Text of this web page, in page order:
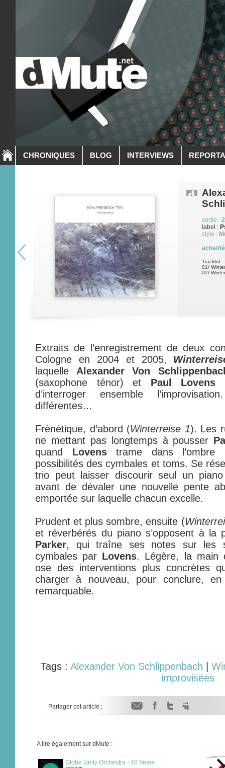
CHRONIQUES BLOG INTERVIEWS
sortie :
label :
style :
achat/
Tracklist :
01/
02/
Extraits de l’enregistrement de deux
Cologne en 2004 et 2005,
laquelle Alexander Von
(saxophone ténor) et Paul Lovens
d’interroger ensemble
différentes…
Frénétique, d’abord (Winterreise 1). Les
ne mettant pas longtemps à pousser
quand Lovenstrame dans l’ombre
possibilités des cymbales et toms. Se
trio peut laisser discourir seul un
avant de dévaler une nouvelle pente
emportée sur laquelle chacun excelle.
Prudent et plus sombre, ensuite (
et réverbérés du piano s’opposent à la
Parker, qui traîne ses notes sur les
cymbales par Lovens. Légère, la
ose des interventions plus concrètes
charger à nouveau, pour conclure,
remarquable.
Tags : Alexander Von Schlippenbach
improvisées
Partager cet article :
A lire également sur dMute :
Globe Unity Orchestra - 40 Years